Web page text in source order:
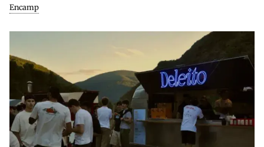
Encamp